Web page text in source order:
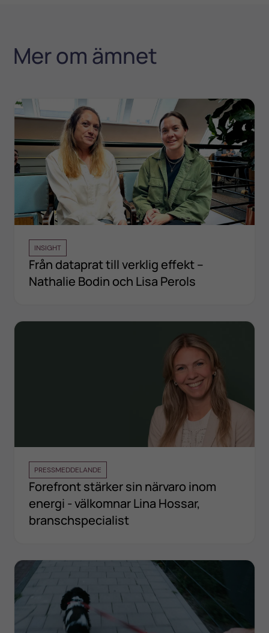
Mer om ämnet
INSIGHT
Från dataprat till verklig effekt –
Nathalie Bodin och Lisa Perols
PRESSMEDDELANDE
Forefront stärker sin närvaro inom
energi - välkomnar Lina Hossar,
branschspecialist